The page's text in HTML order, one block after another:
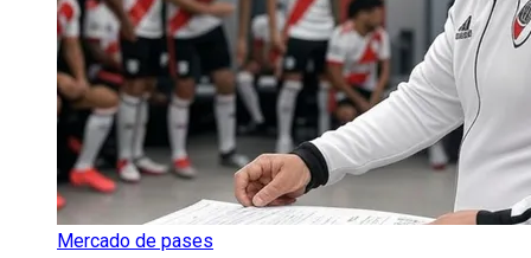
Mercado de pases